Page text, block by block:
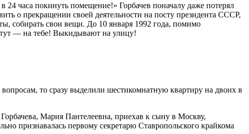
часа покинуть помещение!» Горбачев поначалу даже потерял
о прекращении своей деятельности на посту президента СССР,
собирать свои вещи. До 10 января 1992 года, помимо
тут — на тебе! Выкидывают на улицу!
то сразу выделили шестикомнатную квартиру на двоих в
Мария Пантелеевна, приехав к сыну в Москву,
признавалась первому секретарю Ставропольского крайкома